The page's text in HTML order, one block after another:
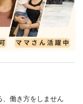
実績があります！
にご応募後ください♪
ツ東陽102
...他
も充実！
実績があります！
にご応募後ください♪
ツ東陽102
...他
る」（アシスタント社
、働き⽅をしません